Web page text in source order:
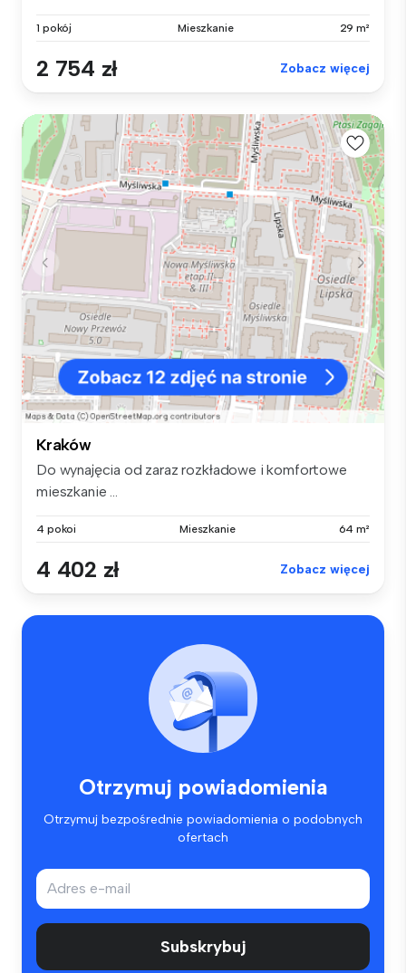
1 pokój Mieszkanie 29 m²
2 754 zł Zobacz więcej
Kraków
Do wynajęcia od zaraz rozkładowe i komfortowe
mieszkanie ...
4 pokoi Mieszkanie 64 m²
4 402 zł Zobacz więcej
Otrzymuj powiadomienia
Otrzymuj bezpośrednie powiadomienia o podobnych
ofertach
Subskrybuj